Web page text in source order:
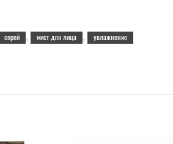
спрей мист для лица увлажнение